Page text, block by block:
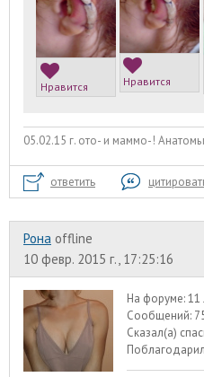
Нравится Нравится
05.02.15 г. ото- и маммо-!
ответить
Рона offline
10 февр. 2015 г., 17:25:16
На форуме:11
Сообщений:
Сказал(а)